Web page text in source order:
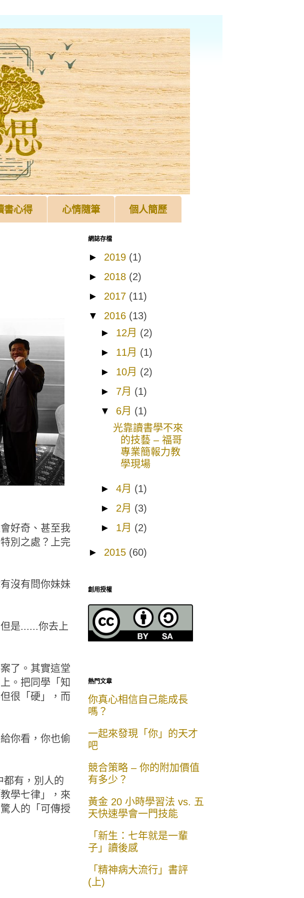
書心得 心情隨筆 個人簡歷
好奇、甚至我
別之處？上完
沒有問你妹妹
是......你去上
了。其實這堂
。把同學「知
很「硬」，而
你看，你也偷
都有，別人的
學七律」，來
人的「可傳授
網誌存檔
► 2019 (1)
► 2018 (2)
► 2017 (11)
▼ 2016 (13)
► 12月 (2)
► 11月 (1)
► 10月 (2)
► 7月 (1)
▼ 6月 (1)
光靠讀書學不來
的技藝 – 福哥
專業簡報力教
學現場
► 4月 (1)
► 2月 (3)
► 1月 (2)
► 2015 (60)
創用授權
熱門文章
你真心相信自己能成長
嗎？
一起來發現「你」的天才
吧
競合策略 – 你的附加價值
有多少？
黃金 20 小時學習法 vs. 五
天快速學會一門技能
「新生：七年就是一輩
子」讀後感
「精神病大流行」書評
(上)